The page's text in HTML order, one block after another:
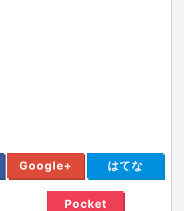
Google+ はてな
Pocket